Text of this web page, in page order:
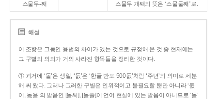
스물두-째 스물두 개째의 뜻은 ‘스물둘째’로.
해설
이 조항은 그동안 용법의 차이가 있는 것으로 규정해 온 것 중 현재에는
그 구별의 의의가 거의 사라진 항목들을 정리한 것이다.
① 과거에 ‘돌’은 생일, ‘돐’은 ‘한글 반포 500돐’처럼 ‘주년’의 의미로 세분
해 써 왔다. 그러나 그러한 구별은 인위적이고 불필요할 뿐만 아니라 ‘돐
이, 돐을’의 발음인 [돌씨], [돌쓸]이 언어 현실에 있는 발음이 아니므로 ‘돌’